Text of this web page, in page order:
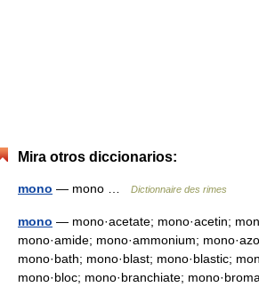
Mira otros diccionarios:
mono — mono … Dictionnaire des rimes
mono — mono·acetate; mono·acetin;
mono·amide; mono·ammonium;
mono·bath; mono·blast; mono·blastic;
mono·bloc; mono·branchiate;